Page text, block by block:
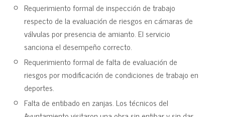
Requerimiento formal de inspección de trabajo
respecto de la evaluación de riesgos en cámaras de
válvulas por presencia de amianto. El servicio
sanciona el desempeño correcto.
Requerimiento formal de falta de evaluación de
riesgos por modificación de condiciones de trabajo en
deportes.
Falta de entibado en zanjas. Los técnicos del